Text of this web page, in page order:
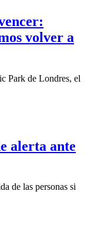
volver a
Park de Londres, el
alerta ante
de las personas si